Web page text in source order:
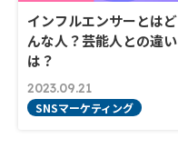
インフルエンサーとはど
んな人？芸能人との違い
は？
2023.09.21
SNSマーケティング